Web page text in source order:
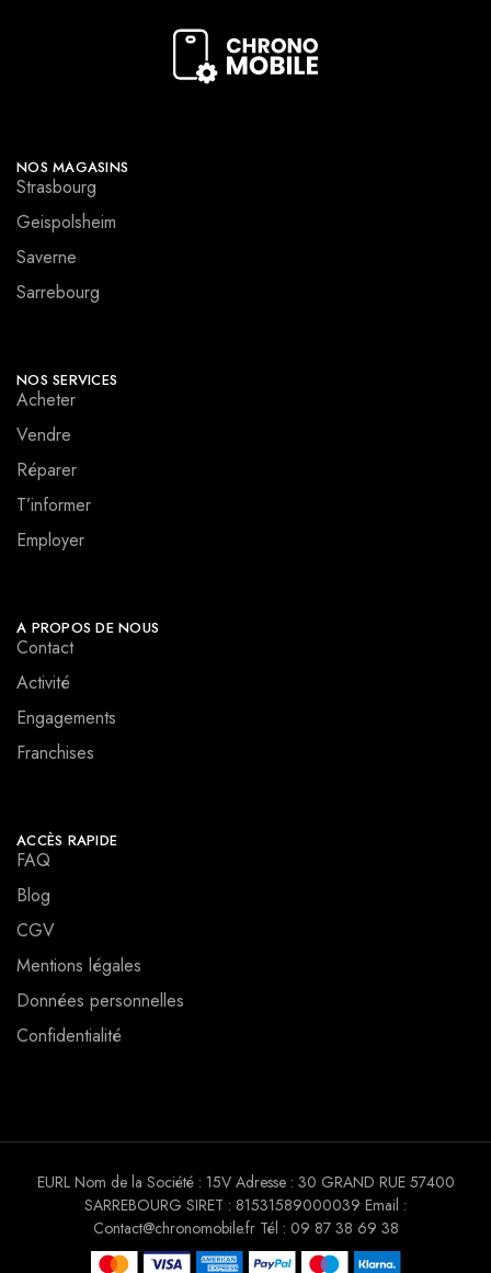
NOS MAGASINS
Strasbourg
Geispolsheim
Saverne
Sarrebourg
NOS SERVICES
Acheter
Vendre
Réparer
T’informer
Employer
A PROPOS DE NOUS
Contact
Activité
Engagements
Franchises
ACCÈS RAPIDE
FAQ
Blog
CGV
Mentions légales
Données personnelles
Confidentialité
EURL Nom de la Société : 15V Adresse : 30 GRAND RUE 57400
SARREBOURG SIRET : 81531589000039 Email :
Contact@chronomobile.fr Tél : 09 87 38 69 38